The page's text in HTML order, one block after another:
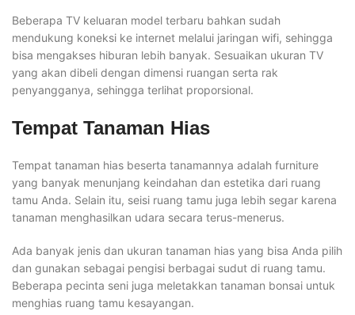
Beberapa TV keluaran model terbaru bahkan sudah
mendukung koneksi ke internet melalui jaringan wifi, sehingga
bisa mengakses hiburan lebih banyak. Sesuaikan ukuran TV
yang akan dibeli dengan dimensi ruangan serta rak
penyangganya, sehingga terlihat proporsional.
Tempat Tanaman Hias
Tempat tanaman hias beserta tanamannya adalah furniture
yang banyak menunjang keindahan dan estetika dari ruang
tamu Anda. Selain itu, seisi ruang tamu juga lebih segar karena
tanaman menghasilkan udara secara terus-menerus.
Ada banyak jenis dan ukuran tanaman hias yang bisa Anda pilih
dan gunakan sebagai pengisi berbagai sudut di ruang tamu.
Beberapa pecinta seni juga meletakkan tanaman bonsai untuk
menghias ruang tamu kesayangan.